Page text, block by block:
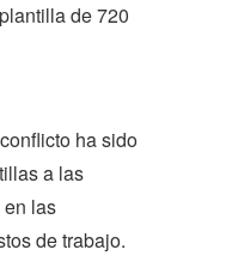
de 720
ha sido
a las
las
de trabajo.